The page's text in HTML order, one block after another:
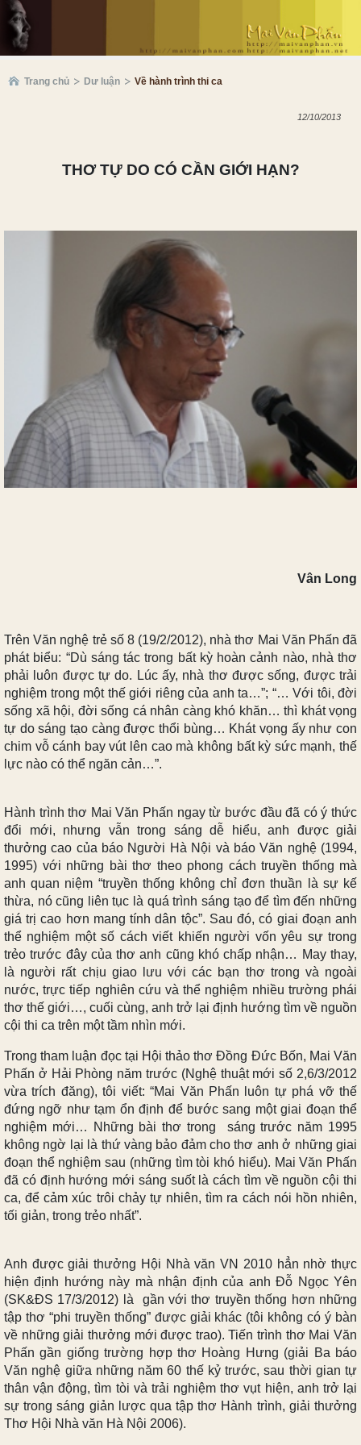
Trang chủ Dư luận Về hành trình thi ca
12/10/2013
THƠ TỰ DO CÓ CẦN GIỚI HẠN?
Vân Long
Trên Văn nghệ trẻ số 8 (19/2/2012), nhà thơ Mai Văn Phấn đã
phát biểu: “Dù sáng tác trong bất kỳ hoàn cảnh nào, nhà thơ
phải luôn được tự do. Lúc ấy, nhà thơ được sống, được trải
nghiệm trong một thế giới riêng của anh ta…”; “… Với tôi, đời
sống xã hội, đời sống cá nhân càng khó khăn… thì khát vọng
tự do sáng tạo càng được thổi bùng… Khát vọng ấy như con
chim vỗ cánh bay vút lên cao mà không bất kỳ sức mạnh, thế
lực nào có thể ngăn cản…”.
Hành trình thơ Mai Văn Phấn ngay từ bước đầu đã có ý thức
đổi mới, nhưng vẫn trong sáng dễ hiểu, anh được giải
thưởng cao của báo Người Hà Nội và báo Văn nghệ (1994,
1995) với những bài thơ theo phong cách truyền thống mà
anh quan niệm “truyền thống không chỉ đơn thuần là sự kế
thừa, nó cũng liên tục là quá trình sáng tạo để tìm đến những
giá trị cao hơn mang tính dân tộc”. Sau đó, có giai đoạn anh
thể nghiệm một số cách viết khiến người vốn yêu sự trong
trẻo trước đây của thơ anh cũng khó chấp nhận… May thay,
là người rất chịu giao lưu với các bạn thơ trong và ngoài
nước, trực tiếp nghiên cứu và thể nghiệm nhiều trường phái
thơ thế giới…, cuối cùng, anh trở lại định hướng tìm về nguồn
cội thi ca trên một tầm nhìn mới.
Trong tham luận đọc tại Hội thảo thơ Đồng Đức Bốn, Mai Văn
Phấn ở Hải Phòng năm trước (Nghệ thuật mới số 2,6/3/2012
vừa trích đăng), tôi viết: “Mai Văn Phấn luôn tự phá vỡ thế
đứng ngỡ như tạm ổn định để bước sang một giai đoạn thể
nghiệm mới… Những bài thơ trong sáng trước năm 1995
không ngờ lại là thứ vàng bảo đảm cho thơ anh ở những giai
đoạn thể nghiệm sau (những tìm tòi khó hiểu). Mai Văn Phấn
đã có định hướng mới sáng suốt là cách tìm về nguồn cội thi
ca, để cảm xúc trôi chảy tự nhiên, tìm ra cách nói hồn nhiên,
tối giản, trong trẻo nhất”.
Anh được giải thưởng Hội Nhà văn VN 2010 hẳn nhờ thực
hiện định hướng này mà nhận định của anh Đỗ Ngọc Yên
(SK&ĐS 17/3/2012) là gần với thơ truyền thống hơn những
tập thơ “phi truyền thống” được giải khác (tôi không có ý bàn
về những giải thưởng mới được trao). Tiến trình thơ Mai Văn
Phấn gần giống trường hợp thơ Hoàng Hưng (giải Ba báo
Văn nghệ giữa những năm 60 thế kỷ trước, sau thời gian tự
thân vận động, tìm tòi và trải nghiệm thơ vụt hiện, anh trở lại
sự trong sáng giản lược qua tập thơ Hành trình, giải thưởng
Thơ Hội Nhà văn Hà Nội 2006).